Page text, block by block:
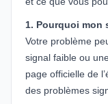
1. Pourquoi mon
Votre problème
signal faible ou
page officielle de
des problèmes